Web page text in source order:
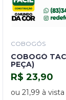
COBOGÓS
COBOGÓ
PEÇA)
R$ 23,90
ou 21,99 à vista